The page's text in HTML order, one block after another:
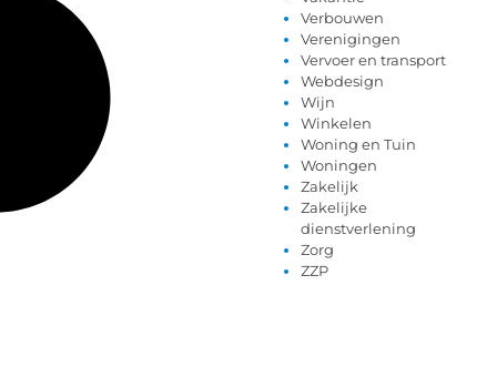
Verbouwen
Verenigingen
Vervoer en transport
Webdesign
Wijn
Winkelen
Woning en Tuin
Woningen
Zakelijk
Zakelijke
dienstverlening
Zorg
ZZP